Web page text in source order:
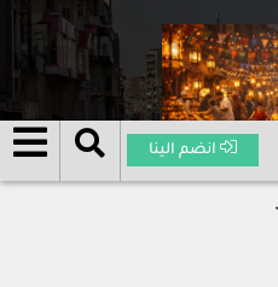
انضم الينا